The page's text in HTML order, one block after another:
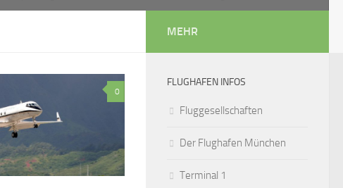
0
MEHR
FLUGHAFEN INFOS
Fluggesellschaften
Der Flughafen München
Terminal 1